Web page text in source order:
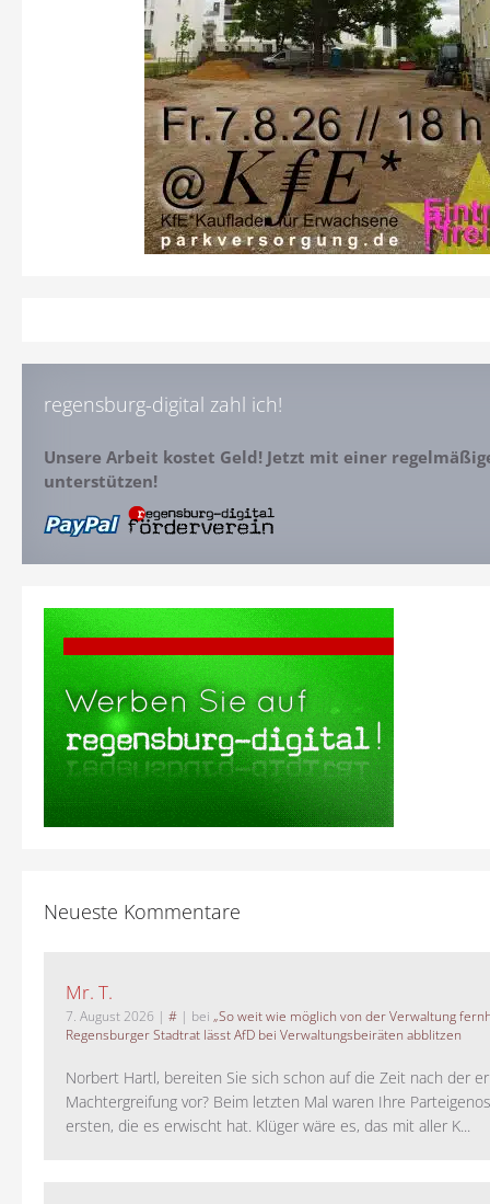
regensburg-digital zahl ich!
Unsere Arbeit kostet Geld! Jetzt mit einer
unterstützen!
Neueste Kommentare
Mr. T.
7. August 2026 | # | bei „So weit wie möglich von der Verwaltung
Regensburger Stadtrat lässt AfD bei Verwaltungsbeiräten abblitzen
Norbert Hartl, bereiten Sie sich schon auf die Zeit nach der
Machtergreifung vor? Beim letzten Mal waren Ihre
ersten, die es erwischt hat. Klüger wäre es, das mit aller K...